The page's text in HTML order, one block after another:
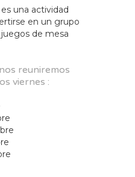
una actividad
en un grupo
de mesa
reuniremos
viernes :